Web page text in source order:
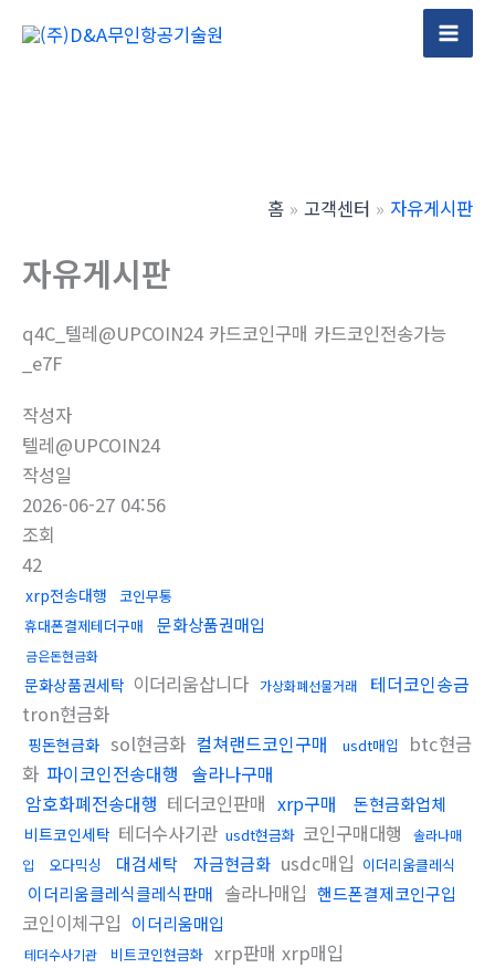
Main
홈 고객센터 자유게시판
자유게시판
q4C_텔레@UPCOIN24 카드코인구매 카드코인전송가능
_e7F
작성자
텔레@UPCOIN24
작성일
2026-06-27 04:56
조회
42
xrp전송대행
코인무통
휴대폰결제테더구매
문화상품권매입
금은돈현금화
문화상품권세탁 이더리움삽니다 가상화폐선물거래
테더코인송금
tron현금화
핑돈현금화 sol현금화 컬쳐랜드코인구매 usdt매입
btc현금
화 파이코인전송대행 솔라나구매
암호화폐전송대행 테더코인판매 xrp구매 돈현금화업체
비트코인세탁 테더수사기관 usdt현금화 코인구매대행
솔라나매
입
오다믹싱 대검세탁 자금현금화 usdc매입 이더리움클레식
이더리움클레식클레식판매 솔라나매입 핸드폰결제코인구입
코인이체구입 이더리움매입
테더수사기관 비트코인현금화 xrp판매 xrp매입